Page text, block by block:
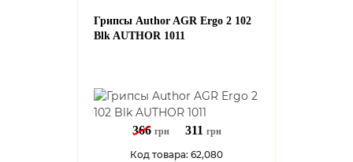
Грипсы Author AGR Ergo 2 102
Blk AUTHOR 1011
366 грн 311 грн
Код товара: 62,080